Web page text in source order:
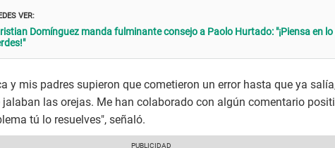
VER:
Domínguez manda fulminante consejo a Paolo Hurtado: "¡Piensa en lo
y mis padres supieron que cometieron un error hasta que ya
las orejas. Me han colaborado con algún comentario
tú lo resuelves", señaló.